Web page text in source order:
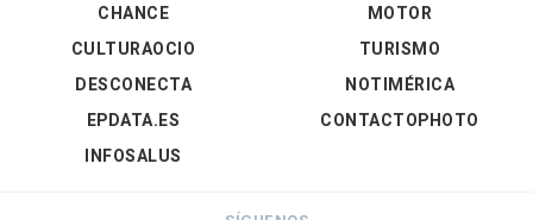
CHANCE
CULTURAOCIO
DESCONECTA
EPDATA.ES
INFOSALUS
MOTOR
TURISMO
NOTIMÉRICA
CONTACTOPHOTO